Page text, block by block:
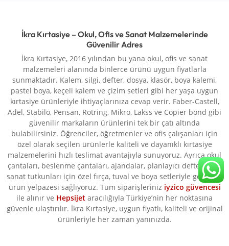
İkra Kırtasiye – Okul, Ofis ve Sanat Malzemelerinde
Güvenilir Adres
İkra Kırtasiye, 2016 yılından bu yana okul, ofis ve sanat
malzemeleri alanında binlerce ürünü uygun fiyatlarla
sunmaktadır. Kalem, silgi, defter, dosya, klasör, boya kalemi,
pastel boya, keçeli kalem ve çizim setleri gibi her yaşa uygun
kırtasiye ürünleriyle ihtiyaçlarınıza cevap verir. Faber-Castell,
Adel, Stabilo, Pensan, Rotring, Mikro, Lakss ve Copier bond gibi
güvenilir markaların ürünlerini tek bir çatı altında
bulabilirsiniz. Öğrenciler, öğretmenler ve ofis çalışanları için
özel olarak seçilen ürünlerle kaliteli ve dayanıklı kırtasiye
malzemelerini hızlı teslimat avantajıyla sunuyoruz. Ayrıca okul
çantaları, beslenme çantaları, ajandalar, planlayıcı defterler ve
sanat tutkunları için özel fırça, tuval ve boya setleriyle geniş bir
ürün yelpazesi sağlıyoruz. Tüm siparişleriniz iyzico güvencesi
ile alınır ve Hepsijet aracılığıyla Türkiye’nin her noktasına
güvenle ulaştırılır. İkra Kırtasiye, uygun fiyatlı, kaliteli ve orijinal
ürünleriyle her zaman yanınızda.